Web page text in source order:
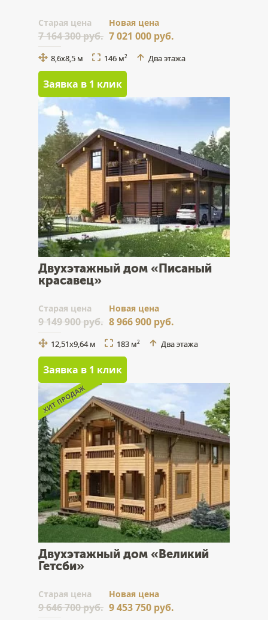
Cтарая цена
7 164 300 руб.
Новая цена
7 021 000 руб.
8,6х8,5 м 146 м2 Два этажа
Заявка в 1 клик
Двухэтажный дом «Писаный
красавец»
Cтарая цена
9 149 900 руб.
Новая цена
8 966 900 руб.
12,51х9,64 м 183 м2 Два этажа
Заявка в 1 клик
Двухэтажный дом «Великий
Гетсби»
Cтарая цена
9 646 700 руб.
Новая цена
9 453 750 руб.